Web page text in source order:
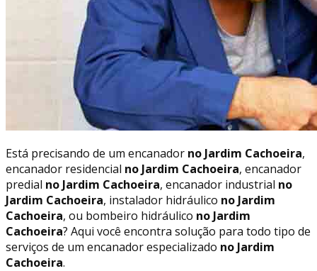
Está precisando de um encanador no Jardim Cachoeira,
encanador residencial no Jardim Cachoeira, encanador
predial no Jardim Cachoeira, encanador industrial no
Jardim Cachoeira, instalador hidráulico no Jardim
Cachoeira, ou bombeiro hidráulico no Jardim
Cachoeira? Aqui você encontra solução para todo tipo de
serviços de um encanador especializado no Jardim
Cachoeira.